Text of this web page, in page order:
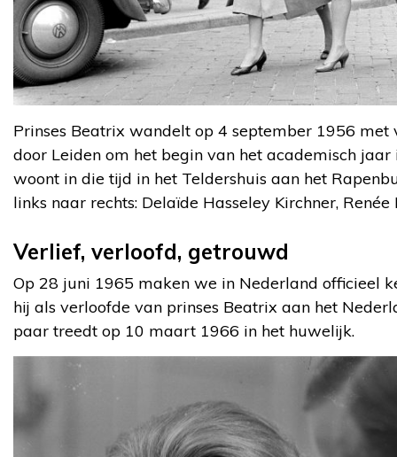
Prinses Beatrix wandelt op 4 september 1956 met
door Leiden om het begin van het academisch
woont in die tijd in het Teldershuis aan het
links naar rechts: Delaïde Hasseley Kirchner, Renée
Verlief, verloofd, getrouwd
Op 28 juni 1965 maken we in Nederland officieel
hij als verloofde van prinses Beatrix aan het
paar treedt op 10 maart 1966 in het huwelijk.